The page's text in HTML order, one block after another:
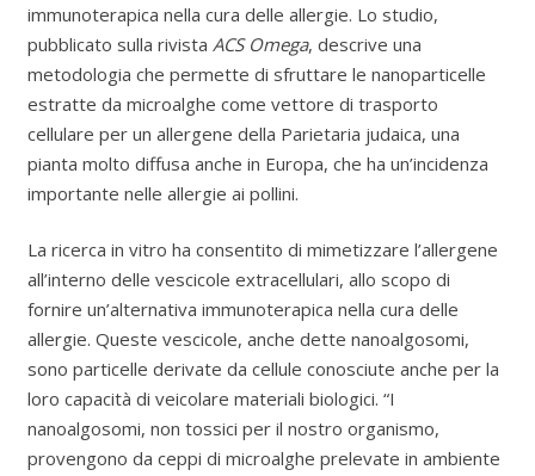
immunoterapica nella cura delle allergie. Lo studio,
pubblicato sulla rivista ACS Omega, descrive una
metodologia che permette di sfruttare le nanoparticelle
estratte da microalghe come vettore di trasporto
cellulare per un allergene della Parietaria judaica, una
pianta molto diffusa anche in Europa, che ha un’incidenza
importante nelle allergie ai pollini.
La ricerca in vitro ha consentito di mimetizzare l’allergene
all’interno delle vescicole extracellulari, allo scopo di
fornire un’alternativa immunoterapica nella cura delle
allergie. Queste vescicole, anche dette nanoalgosomi,
sono particelle derivate da cellule conosciute anche per la
loro capacità di veicolare materiali biologici. “I
nanoalgosomi, non tossici per il nostro organismo,
provengono da ceppi di microalghe prelevate in ambiente